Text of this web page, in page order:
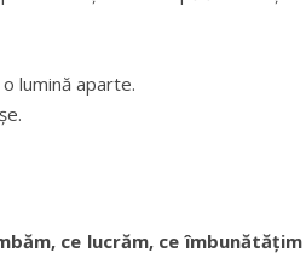
lumină aparte.
ce lucrăm, ce îmbunătățim